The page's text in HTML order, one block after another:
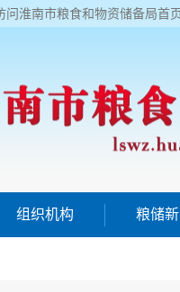
问淮南市粮食和物资储备局首页
组织机构 粮储新